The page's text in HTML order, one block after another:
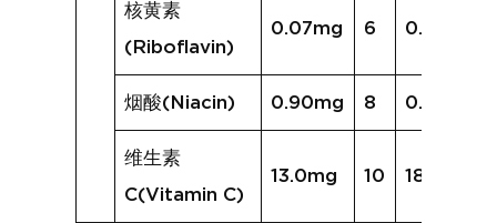
核黄素
(Riboflavin)
0.07mg 6 0.08mg
烟酸(Niacin) 0.90mg 8 0.95mg
维生素
C(Vitamin C)
13.0mg 10 18.1mg